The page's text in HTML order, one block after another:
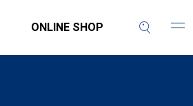
ONLINE SHOP